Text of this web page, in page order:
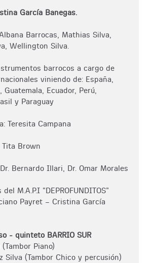
García Banegas.
Barrocas, Mathias Silva,
Wellington Silva.
barrocos a cargo de
viniendo de: España,
Ecuador, Perú,
y Paraguay
Teresita Campana
Tita Brown
Bernardo Illari, Dr. Omar Morales
M.A.P.I “DEPROFUNDITOS”
Payret – Cristina García
- quinteto BARRIO SUR
Piano)
Silva (Tambor Chico y percusión)